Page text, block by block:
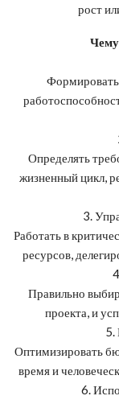
рост
Чему
Формировать
Определять
жизненный цикл,
3.
Работать в
ресурсов,
Правильно
проекта, и
5.
Оптимизировать
время и
6.